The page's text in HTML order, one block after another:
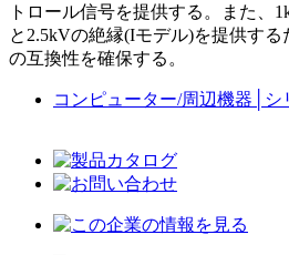
トロール信号を提供する。また、
と2.5kVの絶縁(Iモデル)を提供す
の互換性を確保する。
コンピューター/周辺機器 シ